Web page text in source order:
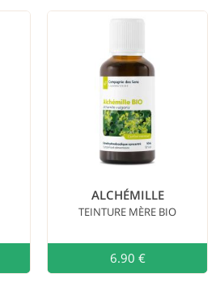
Ajouter au
ALCHÉMILLE
TEINTURE MÈRE BIO
6.90 €